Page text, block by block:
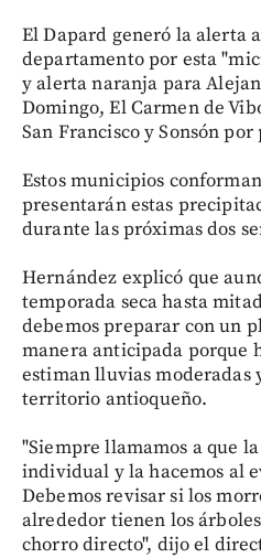
El Dapard generó la alerta
departamento por esta
y alerta naranja para
Domingo, El Carmen de
San Francisco y Sonsón
Estos municipios
presentarán estas
durante las próximas dos
Hernández explicó que
temporada seca hasta
debemos preparar con un
manera anticipada porque
estiman lluvias moderadas
territorio antioqueño.
"Siempre llamamos a que
individual y la hacemos al
Debemos revisar si los
alrededor tienen los
chorro directo", dijo el